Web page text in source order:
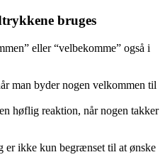
bruges
eller “velbekomme” også i
man byder nogen velkommen til
høflig reaktion, når nogen takker
er ikke kun begrænset til at ønske